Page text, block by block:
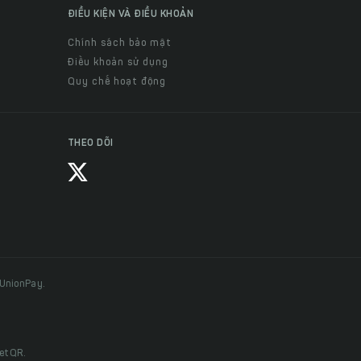
ĐIỀU KIỆN VÀ ĐIỀU KHOẢN
Chính sách bảo mật
Điều khoản sử dụng
Quy chế hoạt động
THEO DÕI